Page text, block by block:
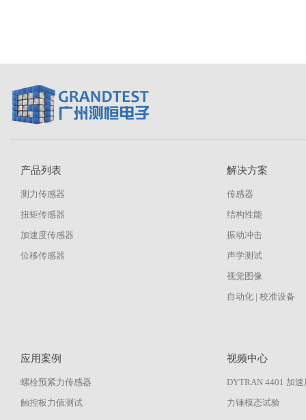
产品列表
测力传感器
扭矩传感器
加速度传感器
位移传感器
解决方案
传感器
结构性能
振动冲击
声学测试
视觉图像
自动化 | 校准设备
应用案例
螺栓预紧力传感器
触控板力值测试
视频中心
DYTRAN 4401 加
力锤模态试验